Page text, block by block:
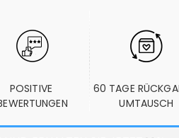
POSITIVE
60 TAGE
UMTAUSCH